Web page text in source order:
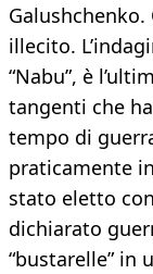
illecito.
“Nabu”, è
tangenti che
tempo di
praticamente
stato eletto
dichiarato
“bustarelle” in